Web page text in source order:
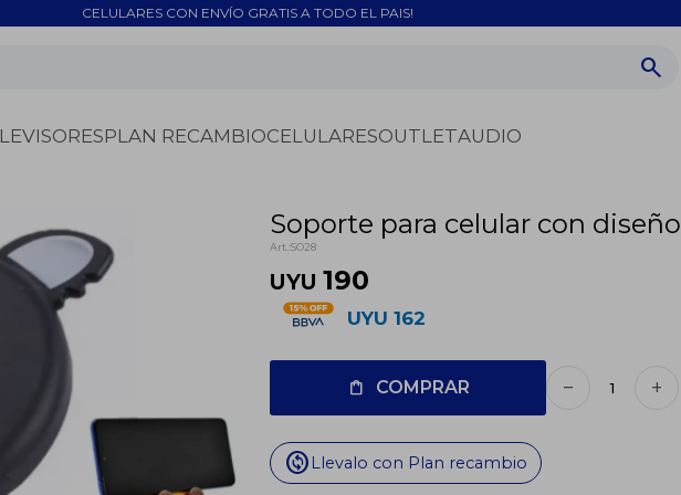
CELULARES CON ENVÍO GRATIS A TODO EL PAIS!
PLAN RECAMBIOCELULARESOUTLETAUDIO
Soporte para celular con diseño
SO28
UYU 190
UYU 162
COMPRAR remove add
change_circle Llevalo con Plan recambio